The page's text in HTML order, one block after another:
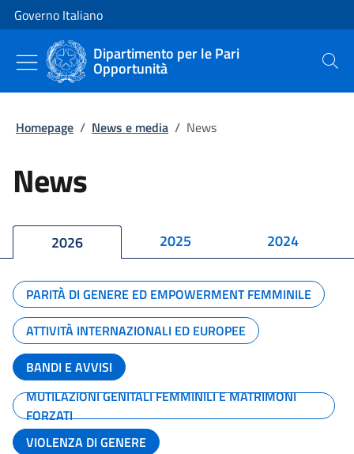
Vai al contenuto
Vai alla navigazione del sito
Governo Italiano
Dipartimento per le Pari
Opportunità Cerca
Homepage / News e media / News
News
2026 2025 2024
PARITÀ DI GENERE ED EMPOWERMENT FEMMINILE
ATTIVITÀ INTERNAZIONALI ED EUROPEE
BANDI E AVVISI
MUTILAZIONI GENITALI FEMMINILI E MATRIMONI
FORZATI
VIOLENZA DI GENERE